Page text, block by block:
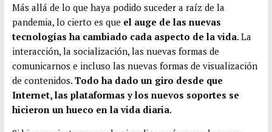
A
p
p
a
r
t
r
Más allá de lo que haya podido suceder a raíz de la
pandemia, lo cierto es que el auge de las nuevas
tecnologías ha cambiado cada aspecto de la vida. La
interacción, la socialización, las nuevas formas de
comunicarnos e incluso las nuevas formas de visualización
de contenidos. Todo ha dado un giro desde que
Internet, las plataformas y los nuevos soportes se
hicieron un hueco en la vida diaria.